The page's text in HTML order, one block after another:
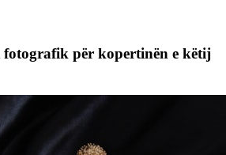
fotografik për kopertinën e këtij